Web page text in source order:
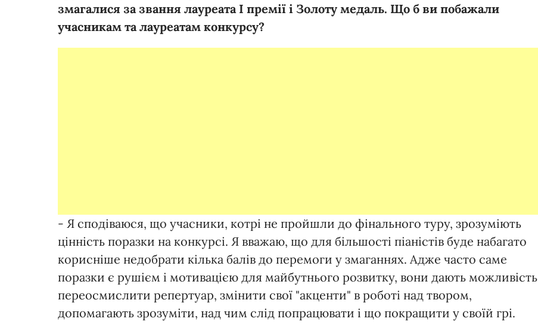
змагалися за звання лауреата І премії і Золоту медаль. Що б ви побажали
учасникам та лауреатам конкурсу?
- Я сподіваюся, що учасники, котрі не пройшли до фінального туру, зрозуміють
цінність поразки на конкурсі. Я вважаю, що для більшості піаністів буде набагато
корисніше недобрати кілька балів до перемоги у змаганнях. Адже часто саме
поразки є рушієм і мотивацією для майбутнього розвитку, вони дають можливість
переосмислити репертуар, змінити свої "акценти" в роботі над твором,
допомагають зрозуміти, над чим слід попрацювати і що покращити у своїй грі.